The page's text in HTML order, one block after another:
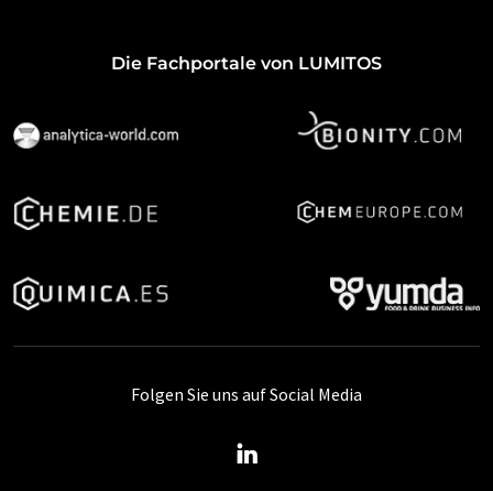
Die Fachportale von LUMITOS
Folgen Sie uns auf Social Media